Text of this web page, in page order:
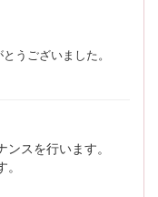
うございました。
スを行います。